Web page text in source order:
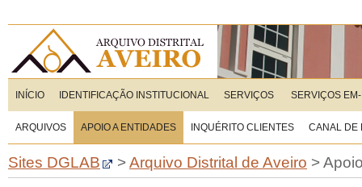
INÍCIO IDENTIFICAÇÃO INSTITUCIONAL SERVIÇOS SERVIÇOS
ARQUIVOS APOIO A ENTIDADES INQUÉRITO CLIENTES CANAL DE
Sites DGLAB >Arquivo Distrital de Aveiro >